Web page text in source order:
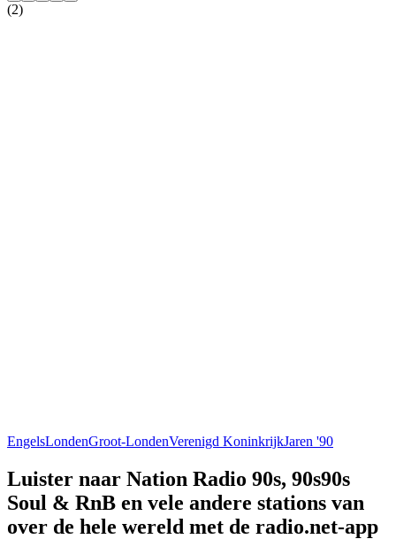
(2)
EngelsLondenGroot-LondenVerenigd KoninkrijkJaren '90
Luister naar Nation Radio 90s, 90s90s
Soul & RnB en vele andere stations van
over de hele wereld met de radio.net-app